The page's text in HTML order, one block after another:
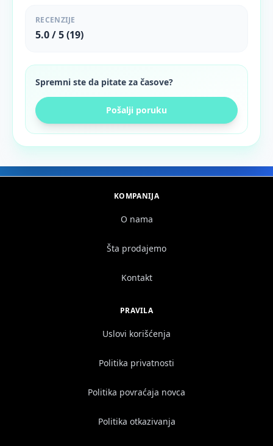
RECENZIJE
5.0 / 5 (19)
Spremni ste da pitate za časove?
Pošalji poruku
KOMPANIJA
O nama
Šta prodajemo
Kontakt
PRAVILA
Uslovi korišćenja
Politika privatnosti
Politika povraćaja novca
Politika otkazivanja